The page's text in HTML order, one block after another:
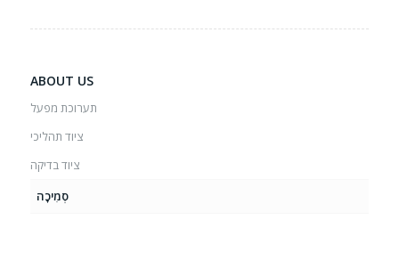
ABOUT US
תערוכת מפעל
ציוד תהליכי
ציוד בדיקה
סְמִיכָה